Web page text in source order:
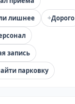
лишнее +Дорого
запись
парковку